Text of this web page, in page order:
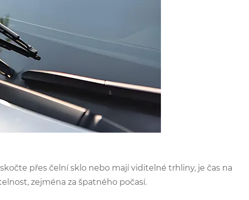
přes čelní sklo nebo mají viditelné trhliny, je čas na
zejména za špatného počasí.